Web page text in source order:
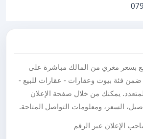
بسعر مغري من المالك مباشرة على
فئة بيوت وعقارات - عقارات للبيع -
يمكنك من خلال صفحة الإعلان
السعر، ومعلومات التواصل المتاحة.
الإعلان عبر الرقم